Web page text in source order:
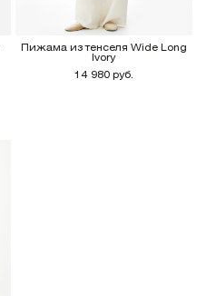
Пижама из тенселя Wide Long
Ivory
14 980 руб.